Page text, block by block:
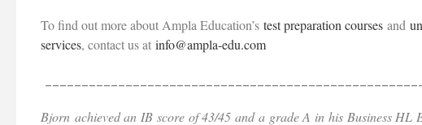
To find out more about Ampla Education’s test preparation courses and
services, contact us at info@ampla-edu.com
Bjorn achieved an IB score of 43/45 and a grade A in his Business HL